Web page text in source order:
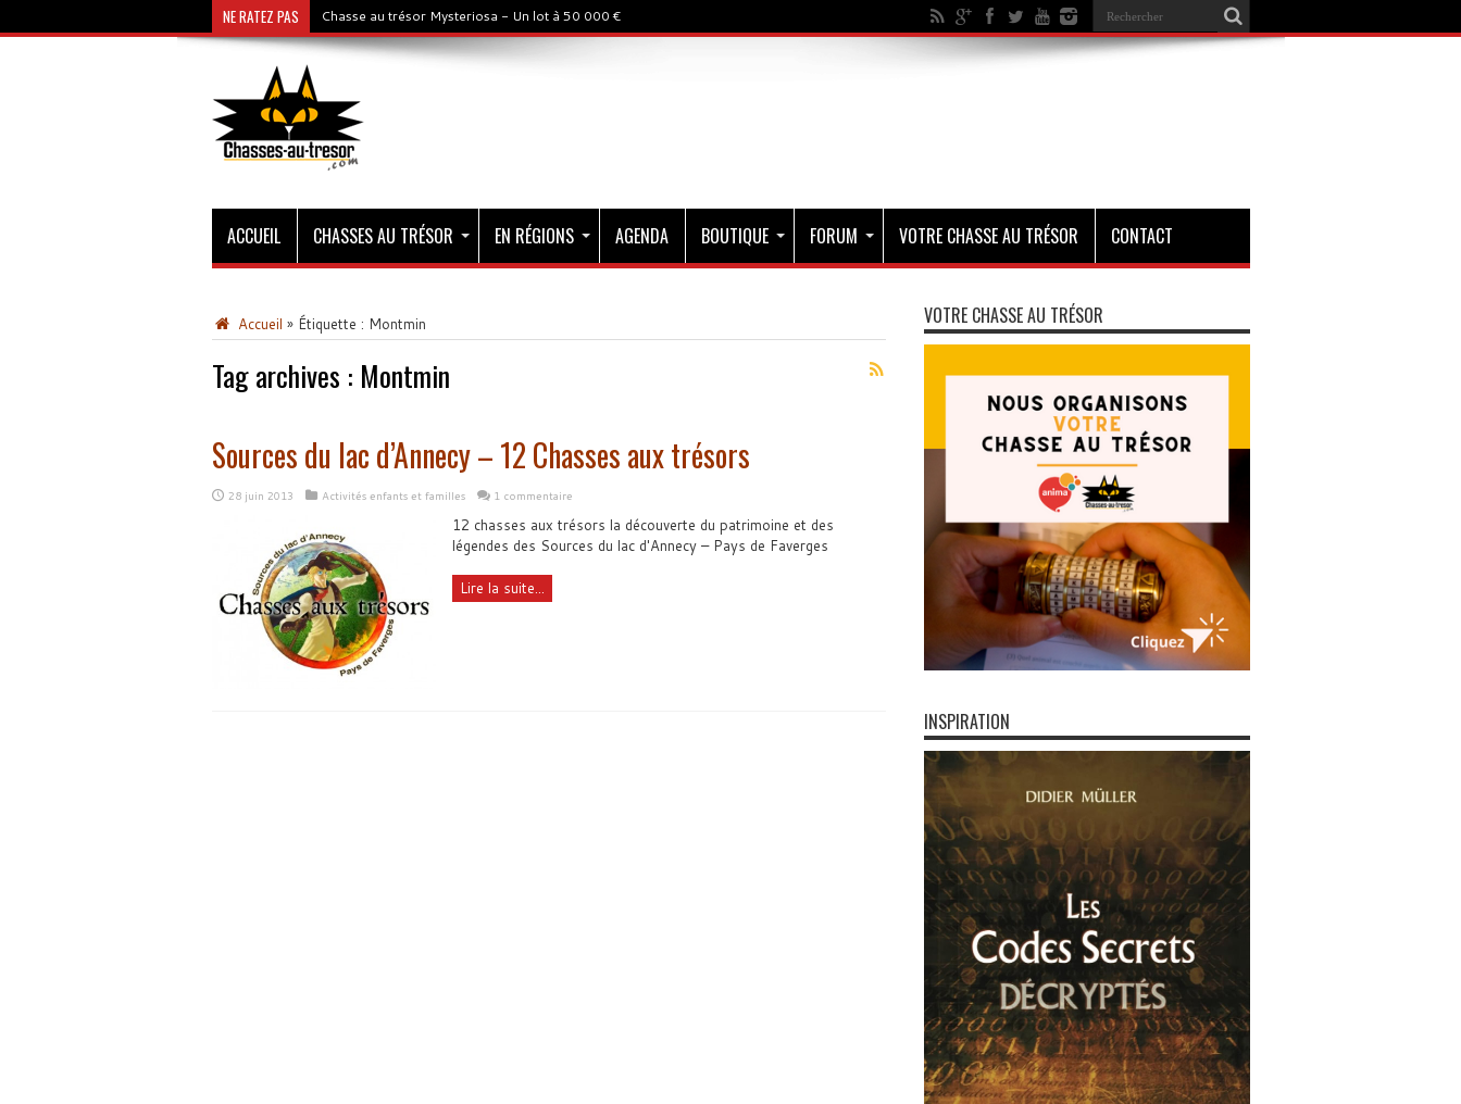
NE RATEZ PAS Chasse au trésor Gold & Crystal - 500 000$
ACCUEIL CHASSES AU TRÉSOR EN RÉGIONS AGENDA BOUTIQUE FORUM VOTRE CHASSE AU TRÉSOR CONTACT
Accueil » Étiquette : Montmin
Tag archives : Montmin
Sources du lac d’Annecy – 12 Chasses aux trésors
28 juin 2013 Activités enfants et familles 1 commentaire
12 chasses aux trésors la découverte du patrimoine et des
légendes des Sources du lac d'Annecy – Pays de Faverges
Lire la suite...
VOTRE CHASSE AU TRÉSOR
INSPIRATION